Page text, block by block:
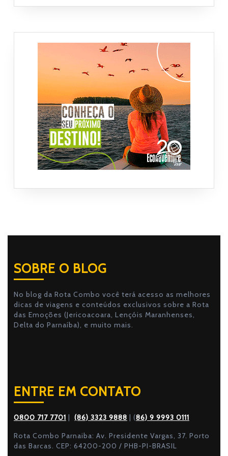
SOBRE O BLOG
No blog da Rota Combo você terá acesso as melhores
dicas de viagens e conteúdos exclusivos sobre a Rota
das Emoções (Jericoacoara, Lençóis Maranhenses,
Delta do Parnaíba), e muito mais.
ENTRE EM CONTATO
0800 717 7701 | (86) 3323 9888 | (86) 9 9993 0111
Rota Combo Parnaiba: Av. Presidente Vargas, 37. Porto
das Barcas. CEP: 64200-200 / PHB-PI-BRASIL